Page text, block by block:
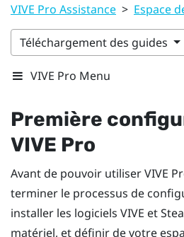
VIVE Pro Assistance > Espace
Téléchargement des guides
VIVE Pro Menu
Première
VIVE Pro
Avant de pouvoir utiliserVIVE
terminer le processus de
installer les logiciels VIVE et
matériel, et définir de votre